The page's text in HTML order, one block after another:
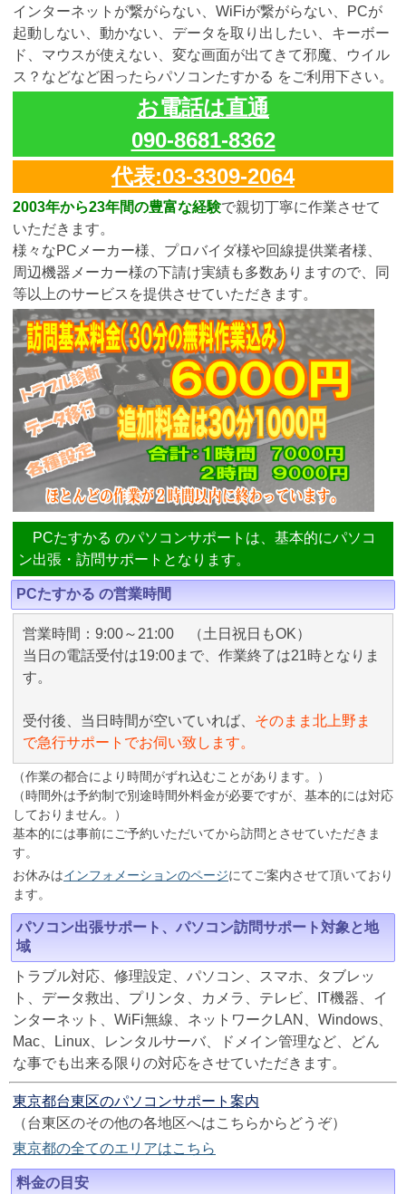
インターネットが繋がらない、WiFiが繋がらない、PCが
起動しない、動かない、データを取り出したい、キーボー
ド、マウスが使えない、変な画面が出てきて邪魔、ウイル
ス？などなど困ったらパソコンたすかる をご利用下さい。
お電話は直通
090-8681-8362
代表:03-3309-2064
2003年から23年間の豊富な経験で親切丁寧に作業させて
いただきます。
様々なPCメーカー様、プロバイダ様や回線提供業者様、
周辺機器メーカー様の下請け実績も多数ありますので、同
等以上のサービスを提供させていただきます。
PCたすかる のパソコンサポートは、基本的にパソコ
ン出張・訪問サポートとなります。
PCたすかる の営業時間
営業時間：9:00～21:00 （土日祝日もOK）
当日の電話受付は19:00まで、作業終了は21時となりま
す。
受付後、当日時間が空いていれば、 そのまま北上野ま
で急行サポートでお伺い致します。
（作業の都合により時間がずれ込むことがあります。）
（時間外は予約制で別途時間外料金が必要ですが、基本的には対応
しておりません。）
基本的には事前にご予約いただいてから訪問とさせていただきま
す。
お休みはインフォメーションのページにてご案内させて頂いており
ます。
パソコン出張サポート、パソコン訪問サポート対象と地
域
トラブル対応、修理設定、パソコン、スマホ、タブレッ
ト、データ救出、プリンタ、カメラ、テレビ、IT機器、イ
ンターネット、WiFi無線、ネットワークLAN、Windows、
Mac、Linux、レンタルサーバ、ドメイン管理など、どん
な事でも出来る限りの対応をさせていただきます。
東京都台東区のパソコンサポート案内
（台東区のその他の各地区へはこちらからどうぞ）
東京都の全てのエリアはこちら
料金の目安